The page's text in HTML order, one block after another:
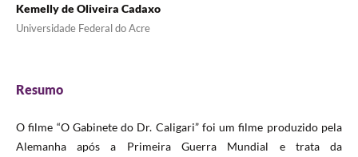
Kemelly de Oliveira Cadaxo
Universidade Federal do Acre
Resumo
O filme “O Gabinete do Dr. Caligari” foi um filme produzido pela
Alemanha após a Primeira Guerra Mundial e trata da